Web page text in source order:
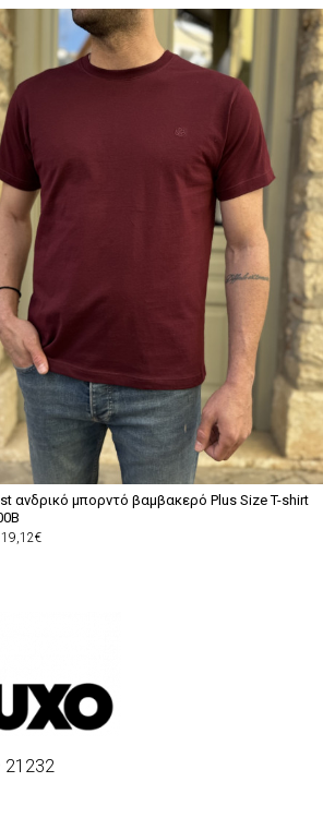
ανδρικό μπορντό βαμβακερό Plus Size T-shirt
19,12€
21232